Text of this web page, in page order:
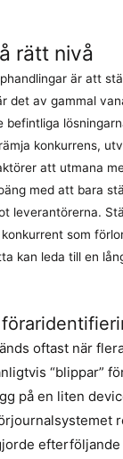
rätt nivå
är att
det av gammal
konkurrens,
att utmana
med att bara
leverantörerna.
som
kan leda till en
oftast när
“blippar”
på en liten
efterföljande